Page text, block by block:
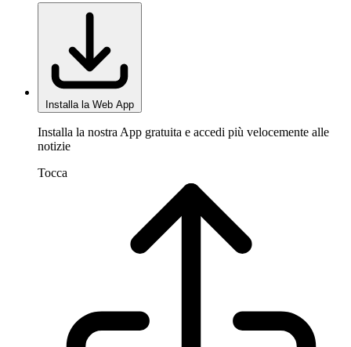
Installa la Web App
Installa la nostra App gratuita e accedi più velocemente alle
notizie
Tocca